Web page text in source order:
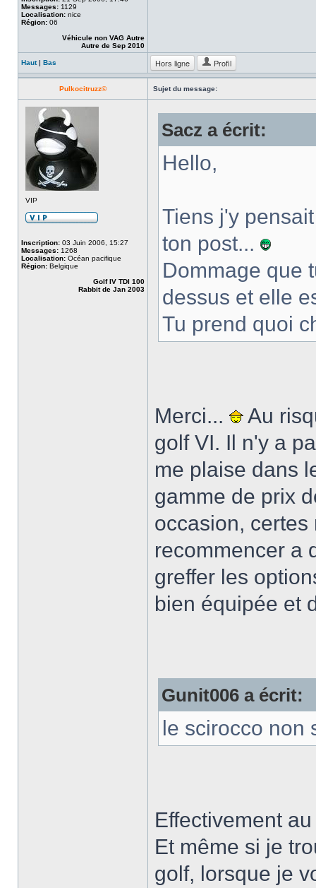
Messages: 1129
Localisation: nice
Région: 06
Véhicule non VAG Autre
Autre de Sep 2010
Haut| Bas Hors ligne Profil
Pulkocitruzz© Sujet du message:
VIP
Inscription: 03 Juin 2006, 15:27
Messages: 1268
Localisation: Océan pacifique
Région: Belgique
Golf IV TDI 100
Rabbit de Jan 2003
Sacz a écrit:
Hello,
Tiens j'y
ton post...
Dommage que
dessus et elle
Tu prend quoi
Merci...
Au
golf VI. Il n'y a
me plaise dans
gamme de prix
occasion,
recommencer a
greffer les
bien équipée et
Gunit006 a écrit:
le scirocco non
Effectivement
Et même si je
golf, lorsque je